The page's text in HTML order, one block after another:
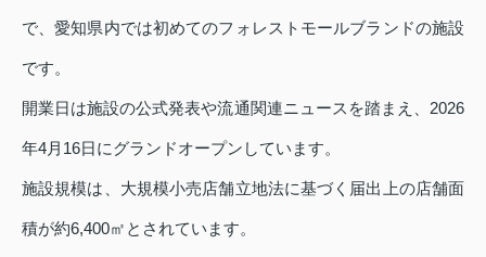
で、愛知県内では初めてのフォレストモールブランドの施設
です。
開業日は施設の公式発表や流通関連ニュースを踏まえ、2026
年4月16日にグランドオープンしています。
施設規模は、大規模小売店舗立地法に基づく届出上の店舗面
積が約6,400㎡とされています。